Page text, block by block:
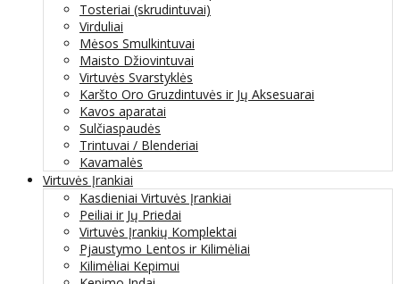
Tosteriai (skrudintuvai)
Virduliai
Mėsos Smulkintuvai
Maisto Džiovintuvai
Virtuvės Svarstyklės
Karšto Oro Gruzdintuvės ir Jų Aksesuarai
Kavos aparatai
Sulčiaspaudės
Trintuvai / Blenderiai
Kavamalės
Virtuvės Įrankiai
Kasdieniai Virtuvės Įrankiai
Peiliai ir Jų Priedai
Virtuvės Įrankių Komplektai
Pjaustymo Lentos ir Kilimėliai
Kilimėliai Kepimui